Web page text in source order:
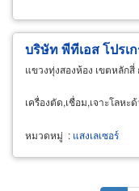
บริษัท พีทีเอส โปรเ
แขวงทุ่งสองห้อง เขตหลัก
เครื่องตัด,เชื่อม,เจาะโลหะ
หมวดหมู่ : แสงเลเซอร์